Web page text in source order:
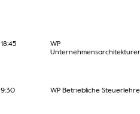
18:45
WP
9:30 WP Betriebliche Steuerlehre